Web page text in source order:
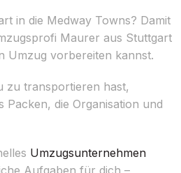
in die Medway Towns? Damit
Maurer aus Stuttgart
Umzug vorbereiten kannst.
zu transportieren hast,
die Organisation und
Umzugsunternehmen
Aufgaben für dich –